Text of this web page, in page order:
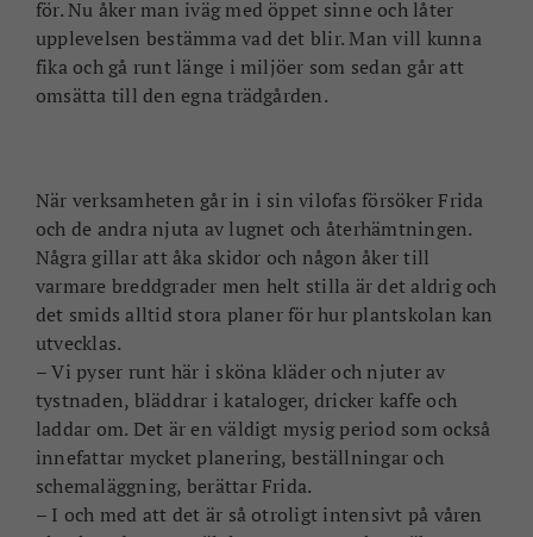
för. Nu åker man iväg med öppet sinne och låter
upplevelsen bestämma vad det blir. Man vill kunna
fika och gå runt länge i miljöer som sedan går att
omsätta till den egna trädgården.
När verksamheten går in i sin vilofas försöker Frida
och de andra njuta av lugnet och återhämtningen.
Några gillar att åka skidor och någon åker till
varmare breddgrader men helt stilla är det aldrig och
det smids alltid stora planer för hur plantskolan kan
utvecklas.
– Vi pyser runt här i sköna kläder och njuter av
tystnaden, bläddrar i kataloger, dricker kaffe och
laddar om. Det är en väldigt mysig period som också
innefattar mycket planering, beställningar och
schemaläggning, berättar Frida.
– I och med att det är så otroligt intensivt på våren